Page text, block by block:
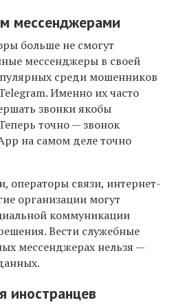
мессенджерами
больше не смогут
мессенджеры в своей
среди мошенников
Именно их часто
звонки якобы
точно — звонок
на самом деле точно
операторы связи, интернет-
организации могут
коммуникации
Вести служебные
мессенджерах нельзя —
иностранцев